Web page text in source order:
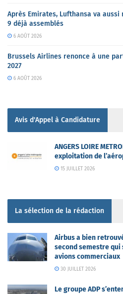
Après Emirates, Lufthansa va
9 déjà assemblés
6 AOÛT 2026
Brussels Airlines renonce à une
2027
6 AOÛT 2026
Avis d'Appel à Candidature
ANGERS LOIRE
exploitation de
15 JUILLET 2026
La sélection de la rédaction
Airbus a bien
second semestre qui
avions commerciaux
30 JUILLET 2026
Le groupe ADP